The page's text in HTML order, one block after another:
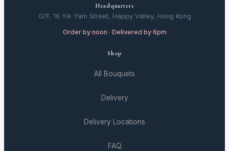
Headquarters
G/F, 16 Yik Yam Street, Happy Valley, Hong Kong
Order by noon · Delivered by 6pm
Shop
All Bouquets
Delivery
Delivery Locations
FAQ